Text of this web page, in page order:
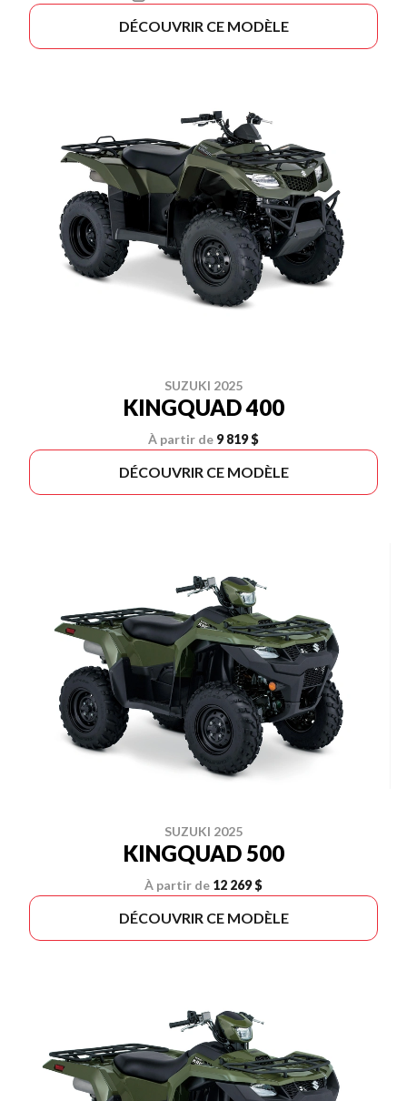
DÉCOUVRIR CE MODÈLE
SUZUKI 2025
KINGQUAD 400
À partir de 9 819 $
DÉCOUVRIR CE MODÈLE
SUZUKI 2025
KINGQUAD 500
À partir de 12 269 $
DÉCOUVRIR CE MODÈLE